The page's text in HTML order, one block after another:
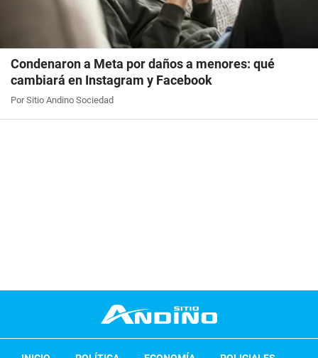
Condenaron a Meta por daños a menores: qué
cambiará en Instagram y Facebook
Por Sitio Andino Sociedad